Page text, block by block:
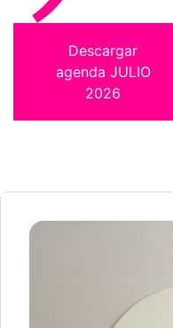
Descargar
agenda JULIO
2026